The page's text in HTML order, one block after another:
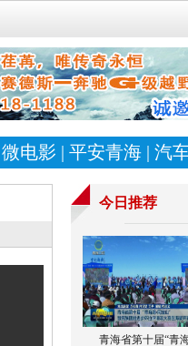
微电影 | 平安青海 | 汽